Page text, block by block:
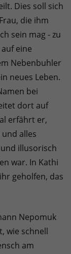
Dies soll sich
die ihm
sein mag - zu
eine
Nebenbuhler
neues Leben.
bei
dort auf
erfährt er,
alles
illusorisch
war. In Kathi
geholfen, das
Nepomuk
wie schnell
am